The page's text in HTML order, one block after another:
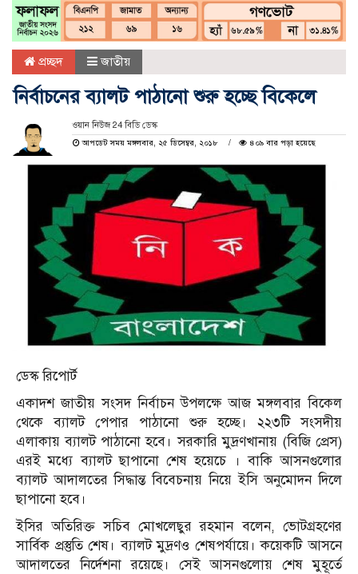
প্রচ্ছদ জাতীয়
নির্বাচনের ব্যালট পাঠানো শুরু হচ্ছে বিকেলে
ওয়ান নিউজ 24 বিডি ডেস্ক
আপডেট সময় মঙ্গলবার, ২৫ ডিসেম্বর, ২০১৮
৪০৯ বার পড়া হয়েছে
ডেস্ক রিপোর্ট
একাদশ জাতীয় সংসদ নির্বাচন উপলক্ষে আজ মঙ্গলবার বিকেল
থেকে ব্যালট পেপার পাঠানো শুরু হচ্ছে। ২২৩টি সংসদীয়
এলাকায় ব্যালট পাঠানো হবে। সরকারি মুদ্রণখানায় (বিজি প্রেস)
এরই মধ্যে ব্যালট ছাপানো শেষ হয়েচে । বাকি আসনগুলোর
ব্যালট আদালতের সিদ্ধান্ত বিবেচনায় নিয়ে ইসি অনুমোদন দিলে
ছাপানো হবে।
ইসির অতিরিক্ত সচিব মোখলেছুর রহমান বলেন, ভোটগ্রহণের
সার্বিক প্রস্তুতি শেষ। ব্যালট মুদ্রণও শেষপর্যায়ে। কয়েকটি আসনে
আদালতের নির্দেশনা রয়েছে। সেই আসনগুলোয় শেষ মুহূর্তে